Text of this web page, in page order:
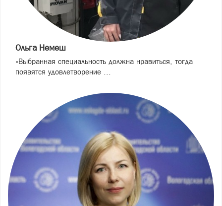
Ольга Немеш
«Выбранная специальность должна нравиться, тогда
появятся удовлетворение ...